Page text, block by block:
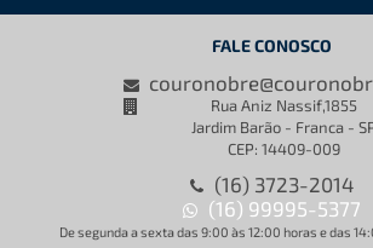
FALE CONOSCO
Rua Aniz Nassif,1855
Jardim Barão - Franca -
CEP: 14409-009
(16) 3723-2014
(16) 99995-5377
De segunda a sexta das 9:00 às 12:00 horas e das